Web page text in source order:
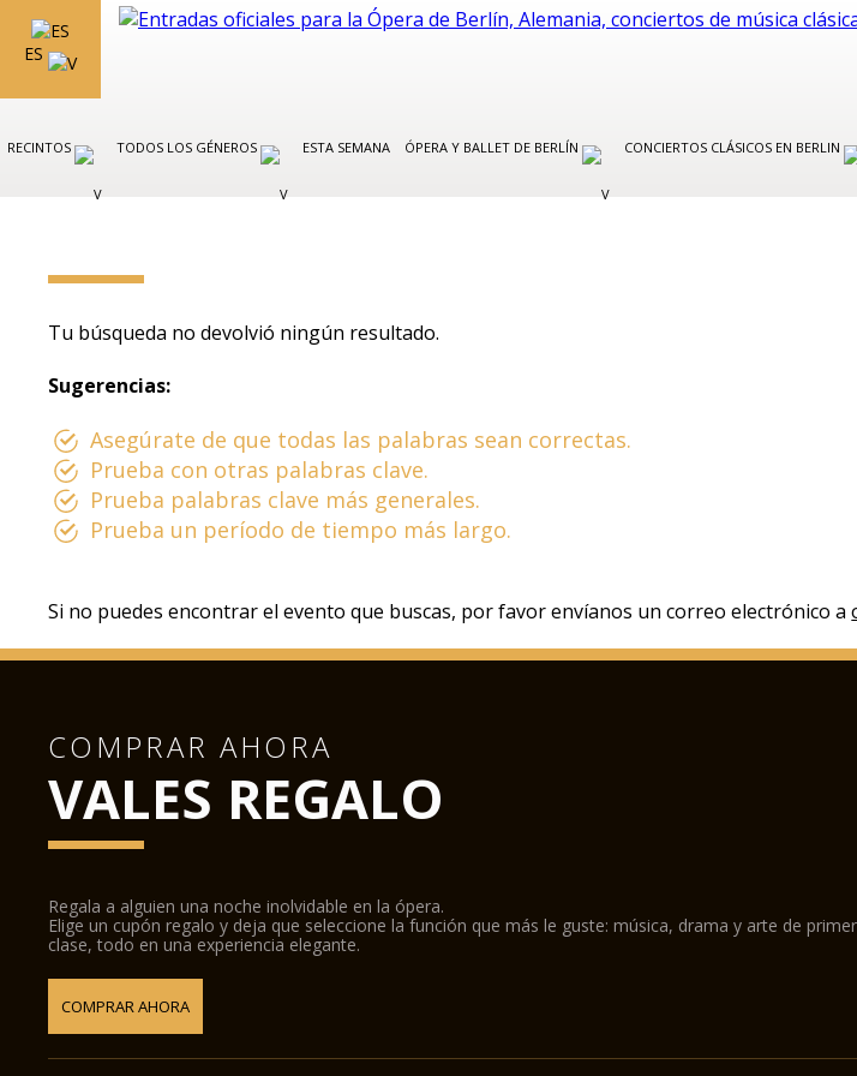
ES
RECINTOS TODOS LOS GÉNEROS ESTA SEMANA ÓPERA Y BALLET DE BERLÍN CONCIERTOS CLÁSICOS EN BERLIN
Tu búsqueda no devolvió ningún resultado.
Sugerencias:
Asegúrate de que todas las palabras sean correctas.
Prueba con otras palabras clave.
Prueba palabras clave más generales.
Prueba un período de tiempo más largo.
Si no puedes encontrar el evento que buscas, por favor envíanos un correo electrónico a
COMPRAR AHORA
VALES REGALO
Regala a alguien una noche inolvidable en la ópera.
Elige un cupón regalo y deja que seleccione la función que más le guste: música, drama y arte de
clase, todo en una experiencia elegante.
COMPRAR AHORA